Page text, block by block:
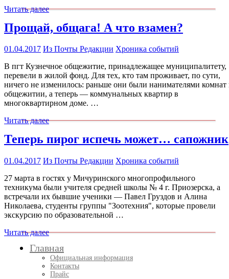
Читать далее
Прощай, общага! А что взамен?
01.04.2017 Из Почты Редакции Хроника событий
В пгт Кузнечное общежитие, принадлежащее муниципалитету,
перевели в жилой фонд. Для тех, кто там проживает, по сути,
ничего не изменилось: раньше они были нанимателями комнат
общежитии, а теперь — коммунальных квартир в
многоквартирном доме. …
Читать далее
Теперь пирог испечь может… сапожник
01.04.2017 Из Почты Редакции Хроника событий
27 марта в гостях у Мичуринского многопрофильного
техникума были учителя средней школы № 4 г. Приозерска, а
встречали их бывшие ученики — Павел Груздов и Алина
Николаева, студенты группы "Зоотехния", которые провели
экскурсию по образовательной …
Читать далее
Главная
Официальная информация
Контакты
Прайс